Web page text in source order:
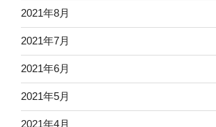
2021年8月
2021年7月
2021年6月
2021年5月
2021年4月